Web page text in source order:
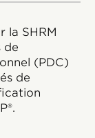
la SHRM
de
(PDC)
de